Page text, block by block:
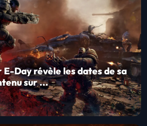
Day révèle les dates de sa
sur ...